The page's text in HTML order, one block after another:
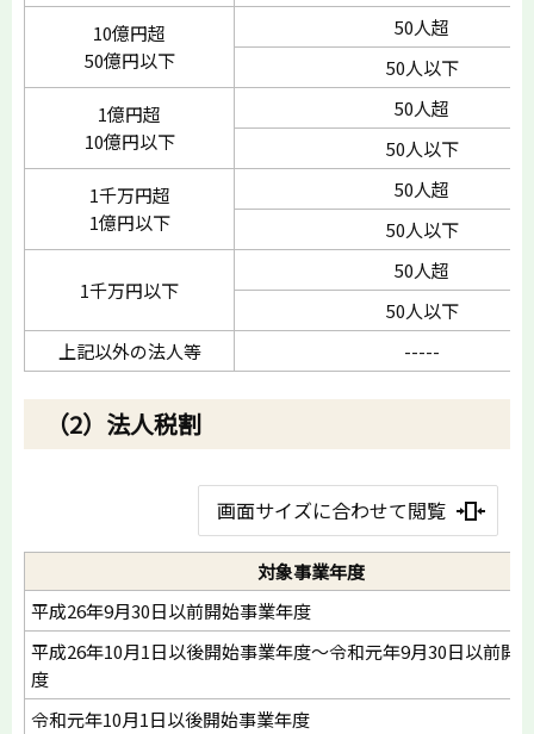
10億円超
50億円以下
50人超
50人以下
1億円超
10億円以下
50人超
50人以下
1千万円超
1億円以下
50人超
50人以下
1千万円以下
50人超
50人以下
上記以外の法人等
-----
（2）法人税割
画面サイズに合わせて閲覧
対象事業年度
平成26年9月30日以前開始事業年度
平成26年10月1日以後開始事業年度～令和元年9月30日以前開
度
令和元年10月1日以後開始事業年度